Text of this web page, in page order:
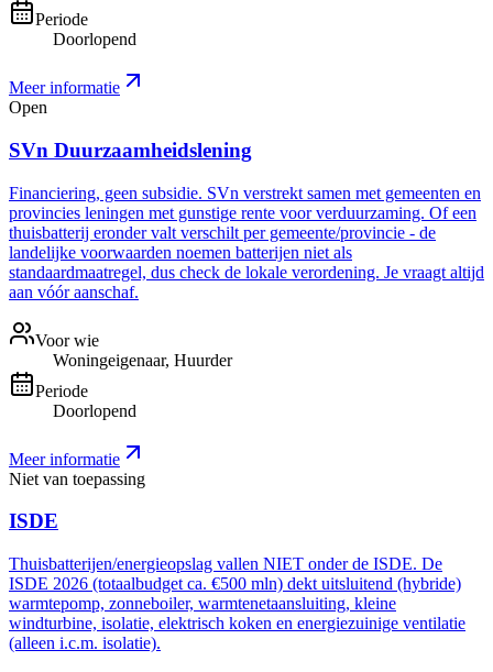
Periode
Doorlopend
Meer informatie
Open
SVn Duurzaamheidslening
Financiering, geen subsidie. SVn verstrekt samen met gemeenten en
provincies leningen met gunstige rente voor verduurzaming. Of een
thuisbatterij eronder valt verschilt per gemeente/provincie - de
landelijke voorwaarden noemen batterijen niet als
standaardmaatregel, dus check de lokale verordening. Je vraagt altijd
aan vóór aanschaf.
Voor wie
Woningeigenaar, Huurder
Periode
Doorlopend
Meer informatie
Niet van toepassing
ISDE
Thuisbatterijen/energieopslag vallen NIET onder de ISDE. De
ISDE 2026 (totaalbudget ca. €500 mln) dekt uitsluitend (hybride)
warmtepomp, zonneboiler, warmtenetaansluiting, kleine
windturbine, isolatie, elektrisch koken en energiezuinige ventilatie
(alleen i.c.m. isolatie).